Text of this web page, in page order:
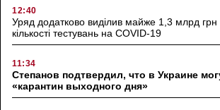
12:40
Уряд додатково виділив майже 1,3 млрд грн
кількості тестувань на COVID-19
11:34
Степанов подтвердил, что в Украине
«карантин выходного дня»